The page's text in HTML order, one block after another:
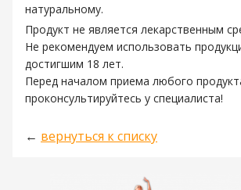
натуральному.
Продукт не является лекарственным
Не рекомендуем использовать
достигшим 18 лет.
Перед началом приема любого
проконсультируйтесь у специалиста!
← вернуться к списку